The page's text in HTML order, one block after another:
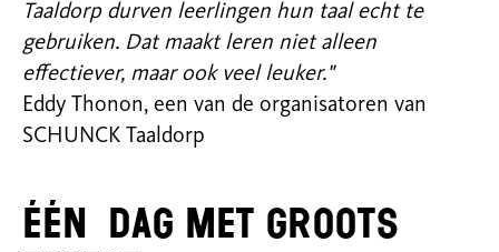
Taaldorp durven leerlingen hun taal echt te
gebruiken. Dat maakt leren niet alleen
effectiever, maar ook veel leuker."
Eddy Thonon, een van de organisatoren van
SCHUNCK Taaldorp
Één
dag met groots